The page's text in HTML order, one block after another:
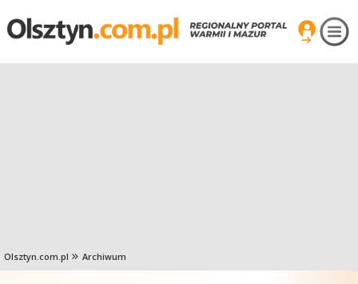
Olsztyn.com.pl Archiwum